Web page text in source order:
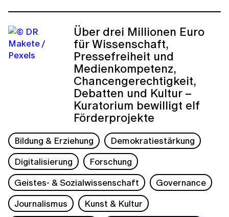
Über drei Millionen Euro
für Wissenschaft,
Pressefreiheit und
Medienkompetenz,
Chancengerechtigkeit,
Debatten und Kultur –
Kuratorium bewilligt elf
Förderprojekte
Bildung & Erziehung
Demokratiestärkung
Digitalisierung
Forschung
Geistes- & Sozialwissenschaft
Governance
Journalismus
Kunst & Kultur